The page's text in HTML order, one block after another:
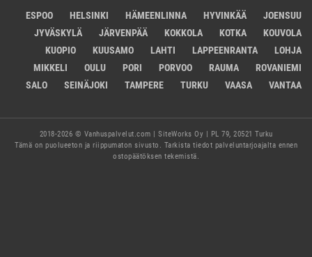
ESPOO HELSINKI HÄMEENLINNA HYVINKÄÄ
JOENSUU
JYVÄSKYLÄ
JÄRVENPÄÄ KOKKOLA KOTKA
KOUVOLA
KUOPIO
KUUSAMO LAHTI LAPPEENRANTA
LOHJA
MIKKELI
OULU PORI PORVOO RAUMA
ROVANIEMI
SALO
SEINÄJOKI TAMPERE TURKU VAASA VANTAA
2018-2026 © Vanhuspalvelut.com | SiteWorks Oy | PL 79, 20521 Turku
Tämä on puolueeton ja riippumaton sivusto. Tarkista tiedot palveluntarjoajalta ennen
ostopäätöksen tekemistä.